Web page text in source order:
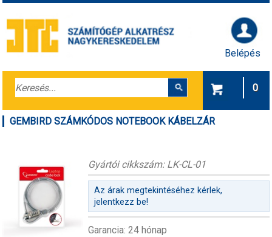
Belépés
0
GEMBIRD SZÁMKÓDOS NOTEBOOK KÁBELZÁR
Gyártói cikkszám: LK-CL-01
Az árak megtekintéséhez kérlek,
jelentkezz be!
Garancia: 24 hónap